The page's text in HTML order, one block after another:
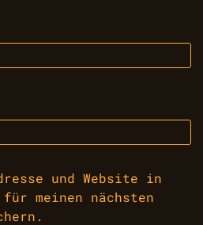
und Website in
für meinen nächsten